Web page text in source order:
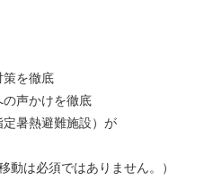
を徹底
声かけを徹底
暑熱避難施設）が
は必須ではありません。）